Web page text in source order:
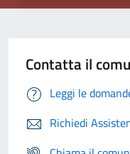
Contatta il
Leggi le
Richiedi